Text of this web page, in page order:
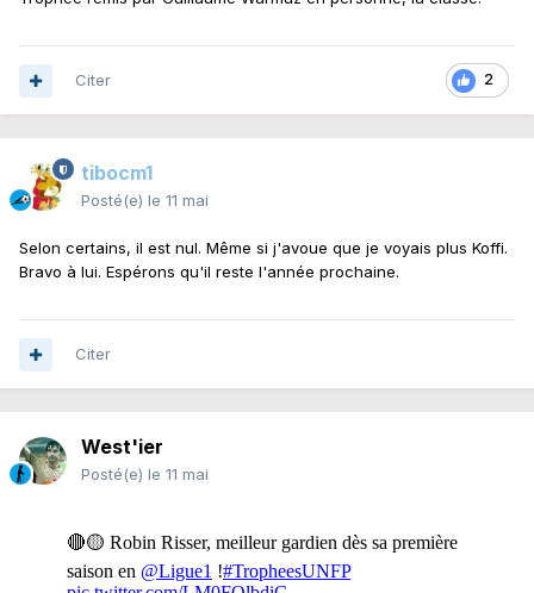
2
Citer
tibocm1
Posté(e) le 11 mai
Selon certains, il est nul. Même si j'avoue que je voyais plus Koffi.
Bravo à lui. Espérons qu'il reste l'année prochaine.
Citer
West'ier
Posté(e) le 11 mai